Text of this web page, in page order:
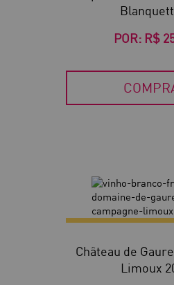
POR: R$
Château de
Limoux